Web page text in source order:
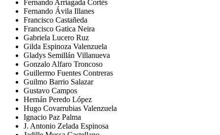
Fernando Arriagada Cortés
Fernando Ávila Illanes
Francisco Castañeda
Francisco Gatica Neira
Gabriela Lucero Ruz
Gilda Espinoza Valenzuela
Gladys Semillán Villanueva
Gonzalo Alfaro Troncoso
Guillermo Fuentes Contreras
Guilmo Barrio Salazar
Gustavo Campos
Hernán Peredo López
Hugo Covarrubias Valenzuela
Ignacio Paz Palma
J. Antonio Zelada Espinosa